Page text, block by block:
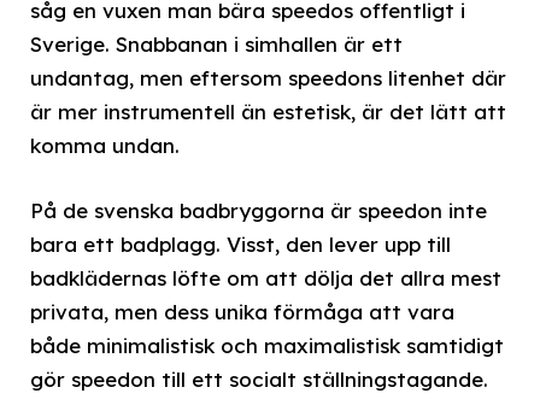
såg en vuxen man bära speedos offentligt i
Sverige. Snabbanan i simhallen är ett
undantag, men eftersom speedons litenhet där
är mer instrumentell än estetisk, är det lätt att
komma undan.
På de svenska badbryggorna är speedon inte
bara ett badplagg. Visst, den lever upp till
badklädernas löfte om att dölja det allra mest
privata, men dess unika förmåga att vara
både minimalistisk och maximalistisk samtidigt
gör speedon till ett socialt ställningstagande.